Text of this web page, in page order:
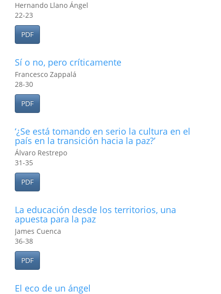
Hernando Llano Ángel
22-23
PDF
Sí o no, pero críticamente
Francesco Zappalá
28-30
PDF
‘¿Se está tomando en serio la cultura en el
país en la transición hacia la paz?’
Álvaro Restrepo
31-35
PDF
La educación desde los territorios, una
apuesta para la paz
James Cuenca
36-38
PDF
El eco de un ángel